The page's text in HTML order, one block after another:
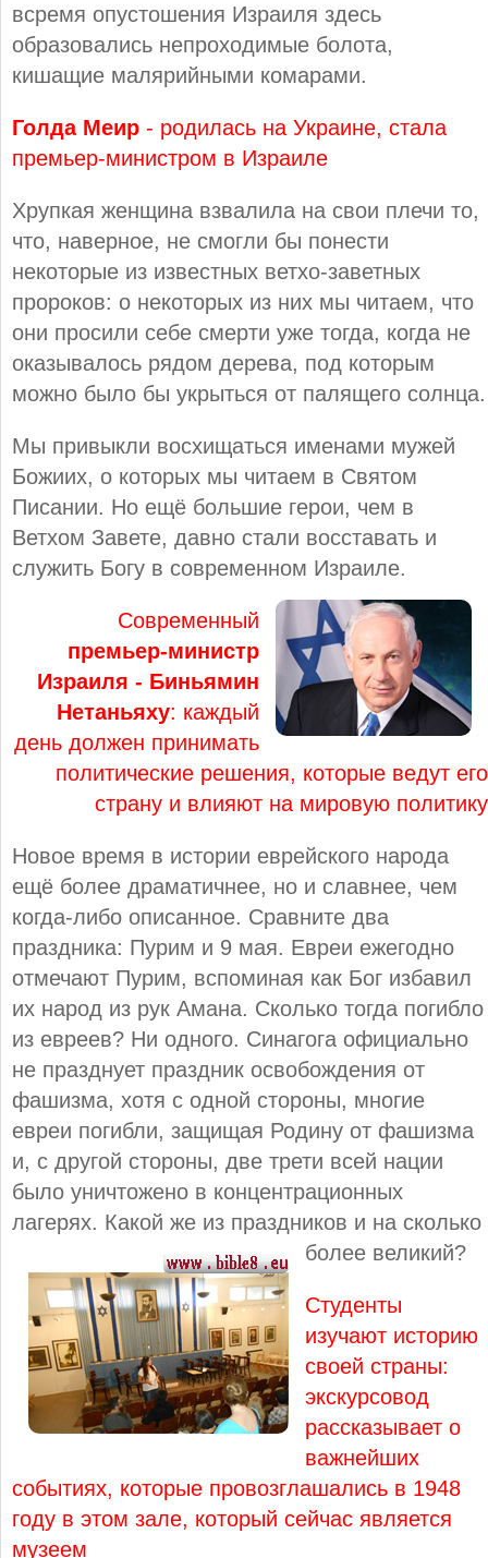
всремя опустошения Израиля здесь
образовались непроходимые болота,
кишащие малярийными комарами.
Голда Меир - родилась на Украине, стала
премьер-министром в Израиле
Хрупкая женщина взвалила на свои плечи то,
что, наверное, не смогли бы понести
некоторые из известных ветхо-заветных
пророков: о некоторых из них мы читаем, что
они просили себе смерти уже тогда, когда не
оказывалось рядом дерева, под которым
можно было бы укрыться от палящего солнца.
Мы привыкли восхищаться именами мужей
Божиих, о которых мы читаем в Святом
Писании. Но ещё большие герои, чем в
Ветхом Завете, давно стали восставать и
служить Богу в современном Израиле.
Современный
премьер-министр
Израиля - Биньямин
Нетаньяху: каждый
день должен принимать
политические решения, которые ведут его
страну и влияют на мировую политику
Новое время в истории еврейского народа
ещё более драматичнее, но и славнее, чем
когда-либо описанное. Сравните два
праздника: Пурим и 9 мая. Евреи ежегодно
отмечают Пурим, вспоминая как Бог избавил
их народ из рук Амана. Сколько тогда погибло
из евреев? Ни одного. Синагога официально
не празднует праздник освобождения от
фашизма, хотя с одной стороны, многие
евреи погибли, защищая Родину от фашизма
и, с другой стороны, две трети всей нации
было уничтожено в концентрационных
лагерях. Какой же из праздников и на сколько
более великий?
Студенты
изучают историю
своей страны:
экскурсовод
рассказывает о
важнейших
событиях, которые провозглашались в 1948
году в этом зале, который сейчас является
музеем